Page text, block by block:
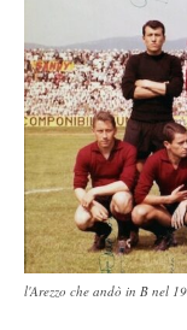
l'Arezzo che andò in B nel